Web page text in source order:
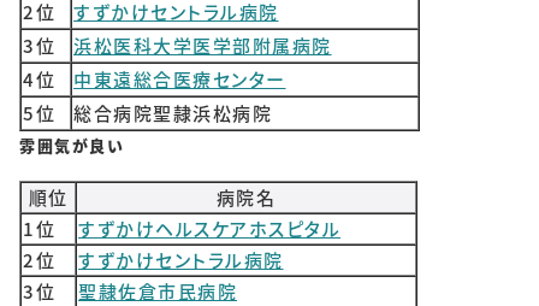
2位
すずかけセントラル病院
3位
浜松医科大学医学部附属病院
4位
中東遠総合医療センター
5位
総合病院聖隷浜松病院
雰囲気が良い
順位
病院名
1位
すずかけヘルスケアホスピタル
2位
すずかけセントラル病院
3位
聖隷佐倉市民病院